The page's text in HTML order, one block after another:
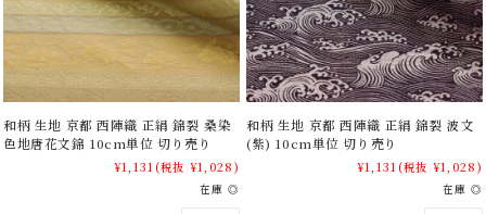
和柄 生地 京都 西陣織 正絹 錦裂 桑染
色地唐花文錦 10cm単位 切り売り
¥1,131 (税抜 ¥1,028)
在庫 ◎
和柄 生地 京都 西陣織 正絹 錦裂 波文
(紫) 10cm単位 切り売り
¥1,131 (税抜 ¥1,028)
在庫 ◎